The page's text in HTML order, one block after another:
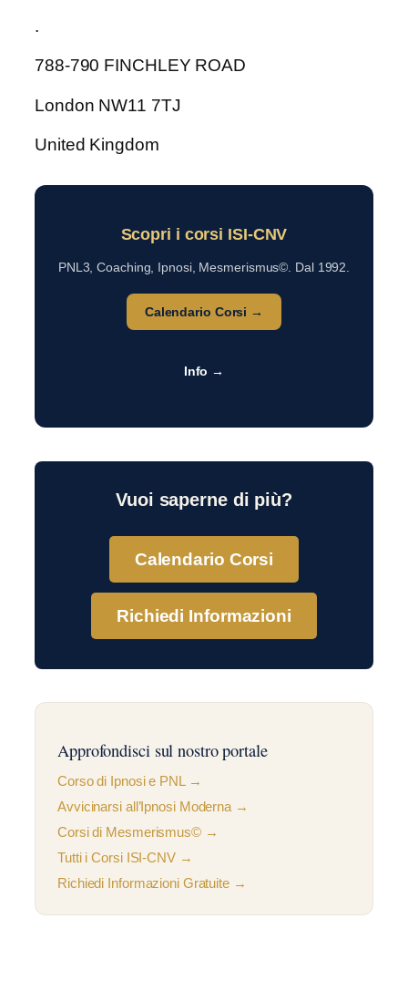
.
788-790 FINCHLEY ROAD
London NW11 7TJ
United Kingdom
Scopri i corsi ISI-CNV
PNL3, Coaching, Ipnosi, Mesmerismus©. Dal 1992.
Calendario Corsi →
Info →
Vuoi saperne di più?
Calendario Corsi
Richiedi Informazioni
Approfondisci sul nostro portale
Corso di Ipnosi e PNL →
Avvicinarsi all’Ipnosi Moderna →
Corsi di Mesmerismus© →
Tutti i Corsi ISI-CNV →
Richiedi Informazioni Gratuite →